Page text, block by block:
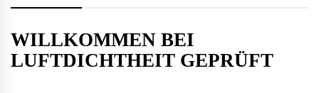
WILLKOMMEN BEI
LUFTDICHTHEIT GEPRÜFT